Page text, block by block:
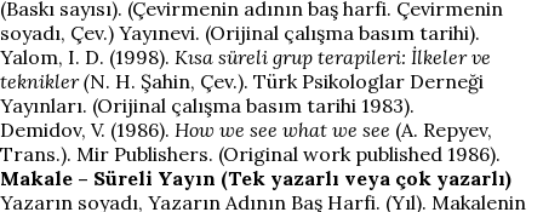
(Baskı sayısı). (Çevirmenin adının baş harfi. Çevirmenin
soyadı, Çev.) Yayınevi. (Orijinal çalışma basım tarihi).
Yalom, I. D. (1998). Kısa süreli grup terapileri: İlkeler ve
teknikler (N. H. Şahin, Çev.). Türk Psikologlar Derneği
Yayınları. (Orijinal çalışma basım tarihi 1983).
Demidov, V. (1986). How we see what we see (A. Repyev,
Trans.). Mir Publishers. (Original work published 1986).
Makale – Süreli Yayın (Tek yazarlı veya çok yazarlı)
Yazarın soyadı, Yazarın Adının Baş Harfi. (Yıl). Makalenin